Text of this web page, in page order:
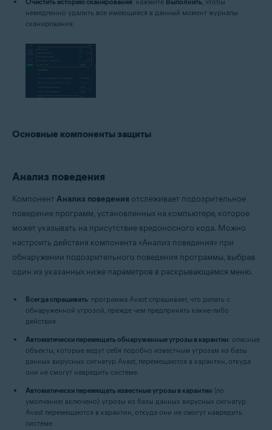
немедленно удалить все имеющиеся в данный момент журналы
сканирования.
Основные компоненты защиты
Анализ поведения
Компонент Анализ поведения отслеживает подозрительное
поведение программ, установленных на компьютере, которое
может указывать на присутствие вредоносного кода. Можно
настроить действия компонента «Анализ поведения» при
обнаружении подозрительного поведения программы, выбрав
один из указанных ниже параметров в раскрывающемся меню.
Всегда спрашивать: программа Avast спрашивает, что делать с
обнаруженной угрозой, прежде чем предпринять какие-либо
действия.
Автоматически перемещать обнаруженные угрозы в карантин: опасные
объекты, которые ведут себя подобно известным угрозам из базы
данных вирусных сигнатур Avast, перемещаются в карантин, откуда
они не смогут навредить системе.
Автоматически перемещать известные угрозы в карантин (по
умолчанию включено): угрозы из базы данных вирусных сигнатур
Avast перемещаются в карантин, откуда они не смогут навредить
системе.